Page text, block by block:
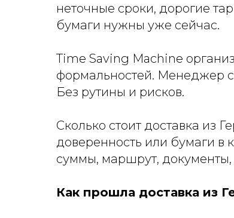
неточные сроки, дорогие
бумаги нужны уже сейчас.
Time Saving Machine
формальностей. Менеджер
Без рутины и рисков.
Сколько стоит доставка из
доверенность или бумаги в
суммы, маршрут, документы,
Как прошла доставка из